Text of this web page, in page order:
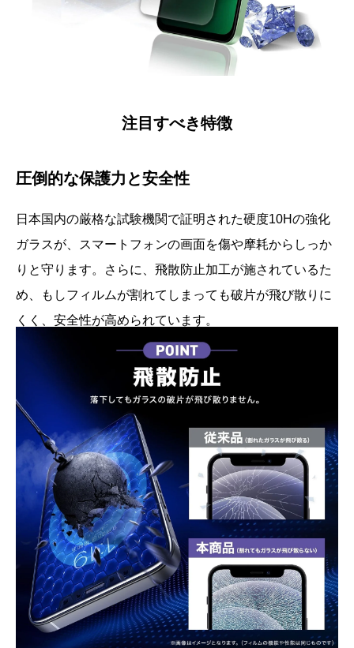
注目すべき特徴
圧倒的な保護力と安全性
日本国内の厳格な試験機関で証明された硬度10Hの強化
ガラスが、スマートフォンの画面を傷や摩耗からしっか
りと守ります。さらに、飛散防止加工が施されているた
め、もしフィルムが割れてしまっても破片が飛び散りに
くく、安全性が高められています。